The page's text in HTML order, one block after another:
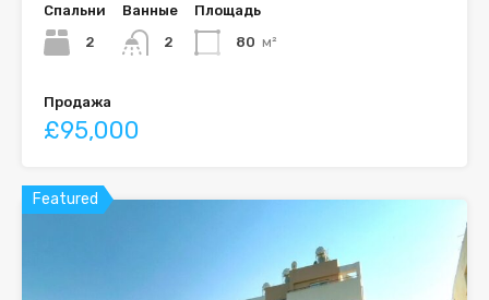
Спальни
2
Ванные
2
Площадь
80 м²
Продажа
£95,000
Featured